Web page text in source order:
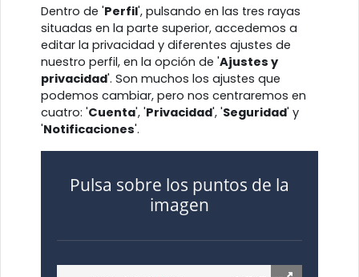
Dentro de 'Perfil', pulsando en las tres rayas
situadas en la parte superior, accedemos a
editar la privacidad y diferentes ajustes de
nuestro perfil, en la opción de 'Ajustes y
privacidad'. Son muchos los ajustes que
podemos cambiar, pero nos centraremos en
cuatro: 'Cuenta', 'Privacidad', 'Seguridad' y
'Notificaciones'.
Pulsa sobre los puntos de la
imagen